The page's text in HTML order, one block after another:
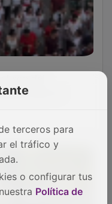
son del
por el
terceros para
el tráfico y
o configurar tus
Política de